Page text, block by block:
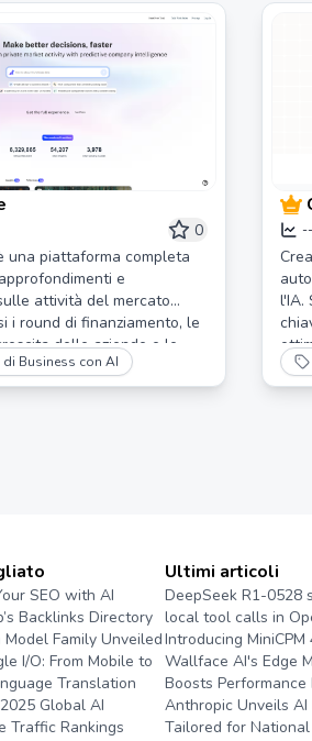
0
una piattaforma completa
e
attività del mercato
i round di finanziamento, le
delle aziende e le
di Business con AI
--
l'IA.
Non
SEO with AI
Backlinks Directory
Model Family Unveiled
I/O: From Mobile to
Translation
Global AI
Traffic Rankings
Ultimi articoli
DeepSeek R1-0528
local tool calls in
Introducing MiniCPM
Wallface AI's Edge
Boosts Performance
Anthropic Unveils AI
Tailored for